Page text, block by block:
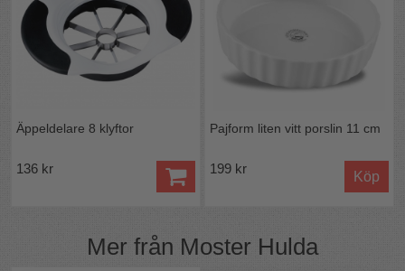
Äppeltorken säljs omonterad.
Enkel montering utan lim.
Pinnarna diskas i ljummet vatten.
Apelstapeln är designad i Sverige.
Äppeldelare 8 klyftor
136 kr
Pajform liten vitt porslin 11 cm
199 kr
Köp
Mer från Moster Hulda